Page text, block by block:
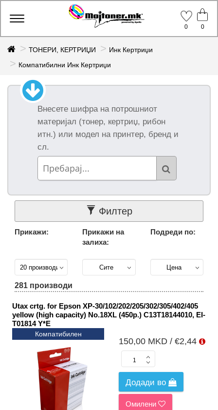
Toggle
0
0
ТОНЕРИ, КЕРТРИЏИ
Инк Кертриџи
Компатибилни Инк Кертриџи
Внесете шифра на потрошниот
материјал (тонер, кертриџ, рибон
итн.) или модел на принтер, бренд и
сл.
Филтер
Прикажи:
Прикажи на
залиха:
Подреди по:
281 производи
Производи
Компатибилни
компатибилни
Green (10)
Various (18)
Сите
кертриџи
без
глава
(212)
Инк
кертриџи
со глава
(34)
Рефил
Utax crtg. for Epson XP-30/102/202/205/302/305/402/405
yellow (high capacity) No.18XL (450p.) C13T18144010, EI-
T01814 Y*E
Компатибилен
150,00 MKD / €2,44
Додади во
Омилени